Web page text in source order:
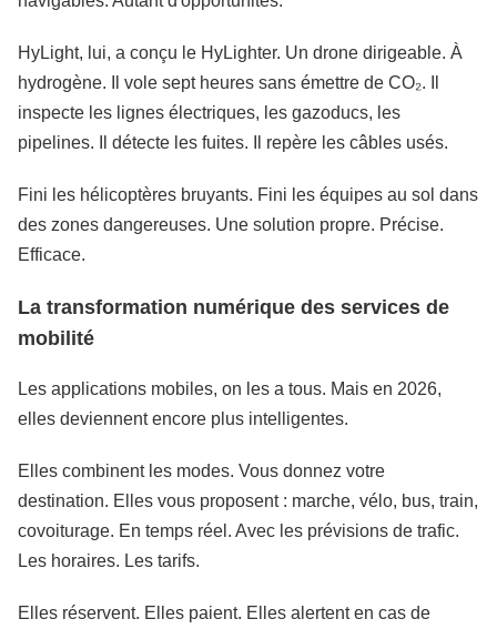
HyLight, lui, a conçu le HyLighter. Un drone dirigeable. À
hydrogène. Il vole sept heures sans émettre de CO₂. Il
inspecte les lignes électriques, les gazoducs, les
pipelines. Il détecte les fuites. Il repère les câbles usés.
Fini les hélicoptères bruyants. Fini les équipes au sol dans
des zones dangereuses. Une solution propre. Précise.
Efficace.
La transformation numérique des services de
mobilité
Les applications mobiles, on les a tous. Mais en 2026,
elles deviennent encore plus intelligentes.
Elles combinent les modes. Vous donnez votre
destination. Elles vous proposent : marche, vélo, bus, train,
covoiturage. En temps réel. Avec les prévisions de trafic.
Les horaires. Les tarifs.
Elles réservent. Elles paient. Elles alertent en cas de